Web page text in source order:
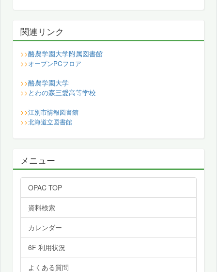
関連リンク
>>酪農学園大学附属図書館
>>オープンPCフロア
>>酪農学園大学
>> とわの森三愛高等学校
>>江別市情報図書館
>>北海道立図書館
メニュー
OPAC TOP
資料検索
カレンダー
6F 利用状況
よくある質問